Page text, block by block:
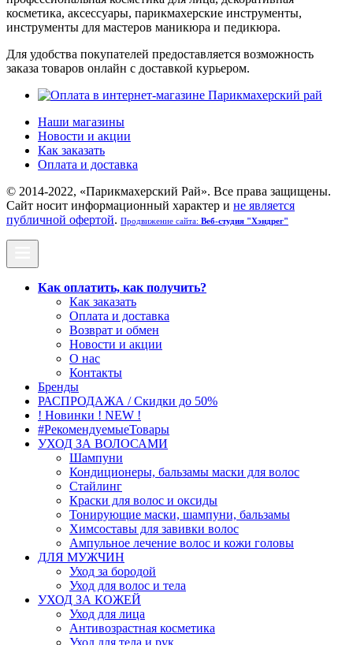
косметика, аксессуары, парикмахерские инструменты,
инструменты для мастеров маникюра и педикюра.
Для удобства покупателей предоставляется возможность
заказа товаров онлайн с доставкой курьером.
Наши магазины
Новости и акции
Как заказать
Оплата и доставка
© 2014-2022, «Парикмахерский Рай». Все права защищены.
Cайт носит информационный характер и не является
публичной офертой. Продвижение сайта: Веб-студия "Хэндрег"
Как оплатить, как получить?
Как заказать
Оплата и доставка
Возврат и обмен
Новости и акции
О нас
Контакты
Бренды
РАСПРОДАЖА / Скидки до 50%
! Новинки ! NEW !
#РекомендуемыеТовары
УХОД ЗА ВОЛОСАМИ
Шампуни
Кондиционеры, бальзамы маски для волос
Стайлинг
Краски для волос и оксиды
Тонирующие маски, шампуни, бальзамы
Химсоставы для завивки волос
Ампульное лечение волос и кожи головы
ДЛЯ МУЖЧИН
Уход за бородой
Уход для волос и тела
УХОД ЗА КОЖЕЙ
Уход для лица
Антивозрастная косметика